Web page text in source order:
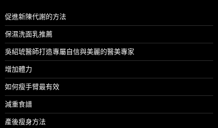
促進新陳代謝的方法
保濕洗面乳推薦
吳紹琥醫師打造專屬自信與美麗的醫美專家
增加體力
如何瘦手臂最有效
減重食譜
產後瘦身方法